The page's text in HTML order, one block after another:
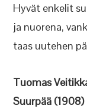
Hyvät enkelit
ja nuorena,
taas uutehen
Tuomas
Suurpää (1908)